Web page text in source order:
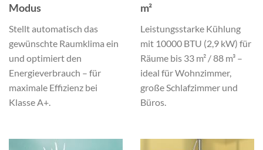
Modus
Stellt automatisch das
gewünschte Raumklima ein
und optimiert den
Energieverbrauch – für
maximale Effizienz bei
Klasse A+.
m²
Leistungsstarke Kühlung
mit 10000 BTU (2,9 kW) für
Räume bis 33 m² / 88 m³ –
ideal für Wohnzimmer,
große Schlafzimmer und
Büros.